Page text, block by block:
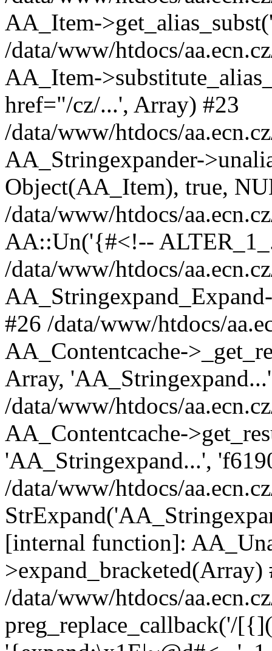
AA_Item-
/data/www/htdocs/
AA_Item-
href="/cz/...', Array) #23
/data/www/htdocs/
AA_Stringexpander-
Object(AA_Item), true,
/data/www/htdocs/
AA::Un('{#<!--
/data/www/htdocs/
#26 /data/www/htdocs/
AA_Contentcache-
Array,
/data/www/htdocs/
AA_Contentcache-
'AA_Stringexpand...',
/data/www/htdocs/
[internal function]:
>expand_bracketed(Array)
/data/www/htdocs/
preg_replace_callback('/